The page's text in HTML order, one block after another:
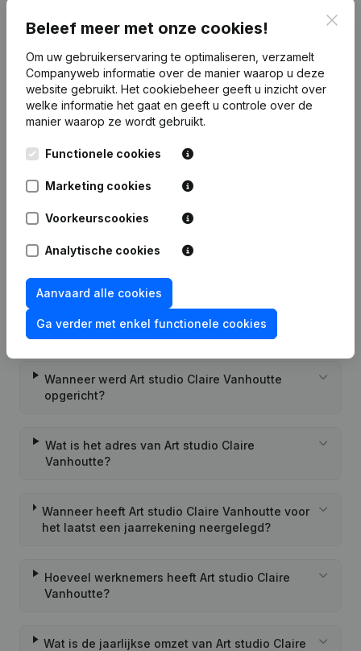
05-12-2022
Rubriek Oprichting (Nieuwe
Rechtspersoon, Opening Bijkantoor,
enz...)
Wat is het btw-nummer van Art studio Claire
Wat is het PEPPOL ID van Art studio Claire
Vanhoutte?
Wanneer werd Art studio Claire Vanhoutte
opgericht?
Wat is het adres van Art studio Claire
Vanhoutte?
Wanneer heeft Art studio Claire Vanhoutte voor
het laatst een jaarrekening neergelegd?
Hoeveel werknemers heeft Art studio Claire
Vanhoutte?
Wat is de jaarlijkse omzet van Art studio Claire
Beleef meer met onze cookies!
Om uw gebruikerservaring te optimaliseren, verzamelt
Companyweb informatie over de manier waarop u deze
website gebruikt. Het cookiebeheer geeft u inzicht over
welke informatie het gaat en geeft u controle over de
manier waarop ze wordt gebruikt.
Functionele cookies
Marketing cookies
Voorkeurscookies
Analytische cookies
Aanvaard alle cookies
Ga verder met enkel functionele cookies